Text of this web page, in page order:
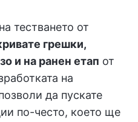
тестването от
грешки,
и на ранен етап от
на
да пускате
по-често, което ще